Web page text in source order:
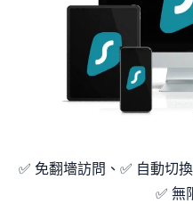
✅ 免翻墻訪問、✅ 自動切
✅ 無